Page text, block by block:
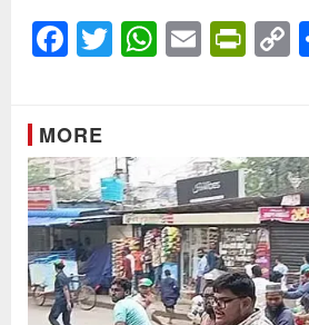
Facebook
TwitterEmail
MORE